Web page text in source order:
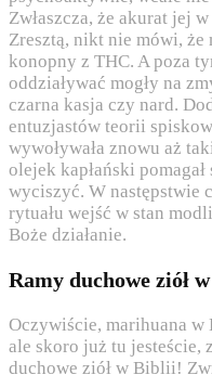
Zwłaszcza, że akurat jej
Zresztą, nikt nie mówi,
konopny z THC. A poza
oddziaływać mogły na
czarna kasja czy nard.
entuzjastów teorii
wywoływała znowu aż
olejek kapłański
wyciszyć. W następstwie
rytuału wejść w stan
Boże działanie.
Ramy duchowe ziół
Oczywiście, marihuana
ale skoro już tu jesteście,
duchowe ziół w Biblii!